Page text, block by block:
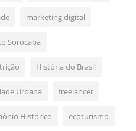
marketing digital
Sorocaba
História do Brasil
Urbana freelancer
Histórico ecoturismo